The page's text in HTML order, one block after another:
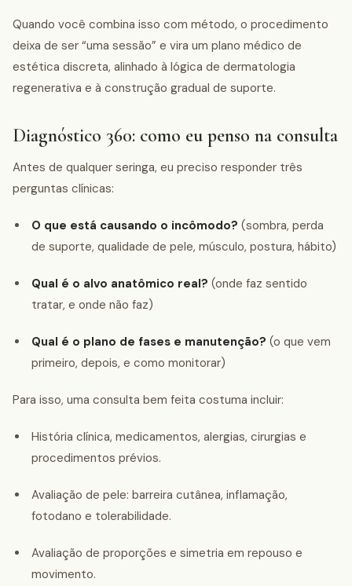
Quando você combina isso com método, o procedimento
deixa de ser “uma sessão” e vira um plano médico de
estética discreta, alinhado à lógica de dermatologia
regenerativa e à construção gradual de suporte.
Diagnóstico 360: como eu penso na consulta
Antes de qualquer seringa, eu preciso responder três
perguntas clínicas:
O que está causando o incômodo? (sombra, perda
de suporte, qualidade de pele, músculo, postura, hábito)
Qual é o alvo anatômico real? (onde faz sentido
tratar, e onde não faz)
Qual é o plano de fases e manutenção? (o que vem
primeiro, depois, e como monitorar)
Para isso, uma consulta bem feita costuma incluir:
História clínica, medicamentos, alergias, cirurgias e
procedimentos prévios.
Avaliação de pele: barreira cutânea, inflamação,
fotodano e tolerabilidade.
Avaliação de proporções e simetria em repouso e
movimento.